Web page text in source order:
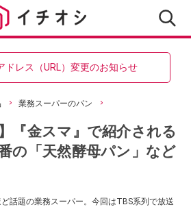
ドレス（URL）変更のお知らせ
業務スーパーのパン
『金スマ』で紹介される
の「天然酵母パン」など
話題の業務スーパー。今回はTBS系列で放送